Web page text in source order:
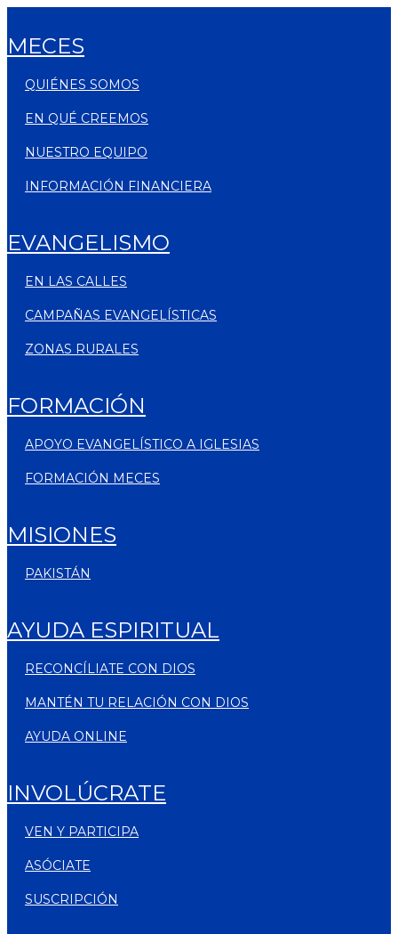
MECES
QUIÉNES SOMOS
EN QUÉ CREEMOS
NUESTRO EQUIPO
INFORMACIÓN FINANCIERA
EVANGELISMO
EN LAS CALLES
CAMPAÑAS EVANGELÍSTICAS
ZONAS RURALES
FORMACIÓN
APOYO EVANGELÍSTICO A IGLESIAS
FORMACIÓN MECES
MISIONES
PAKISTÁN
AYUDA ESPIRITUAL
RECONCÍLIATE CON DIOS
MANTÉN TU RELACIÓN CON DIOS
AYUDA ONLINE
INVOLÚCRATE
VEN Y PARTICIPA
ASÓCIATE
SUSCRIPCIÓN